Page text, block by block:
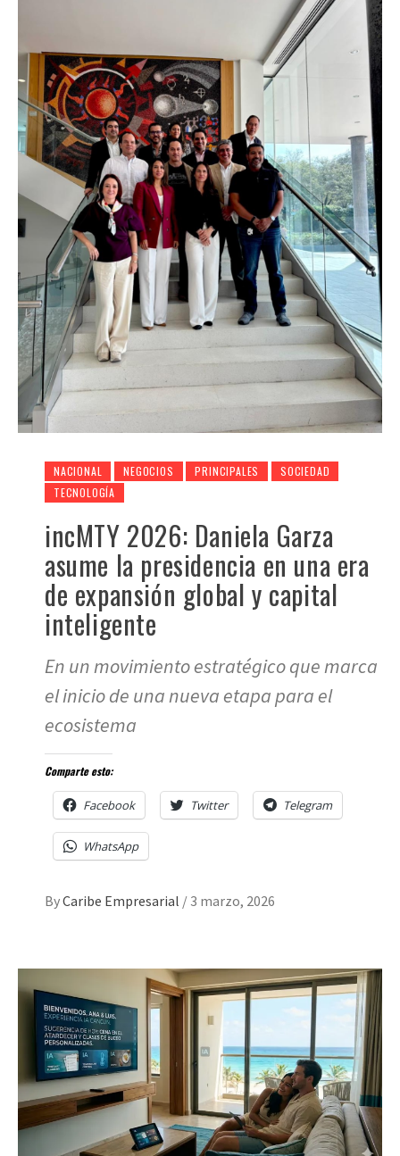
NACIONAL NEGOCIOS PRINCIPALES
SOCIEDAD
TECNOLOGÍA
incMTY 2026: Daniela Garza
asume la presidencia en una era
de expansión global y capital
inteligente
En un movimiento estratégico que marca
el inicio de una nueva etapa para el
ecosistema
Comparte esto:
Facebook Twitter Telegram
WhatsApp
ByCaribe Empresarial / 3 marzo, 2026